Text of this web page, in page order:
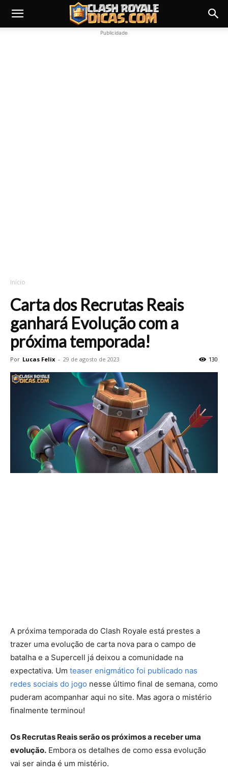
Publicidade
Início
Carta dos Recrutas Reais
ganhará Evolução com a
próxima temporada!
Por Lucas Felix - 29 de agosto de 2023 130
A próxima temporada do Clash Royale está prestes a
trazer uma evolução de carta nova para o campo de
batalha e a Supercell já deixou a comunidade na
expectativa. Um teaser enigmático foi publicado nas
redes sociais do jogo nesse último final de semana, como
puderam acompanhar aqui no site. Mas agora o mistério
finalmente terminou!
Os Recrutas Reais serão os próximos a receber uma
evolução. Embora os detalhes de como essa evolução
vai ser ainda é um mistério.